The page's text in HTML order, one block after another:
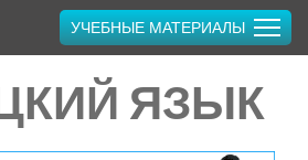
ЯЗЫК
УЧЕБНЫЕ МАТЕРИАЛЫ